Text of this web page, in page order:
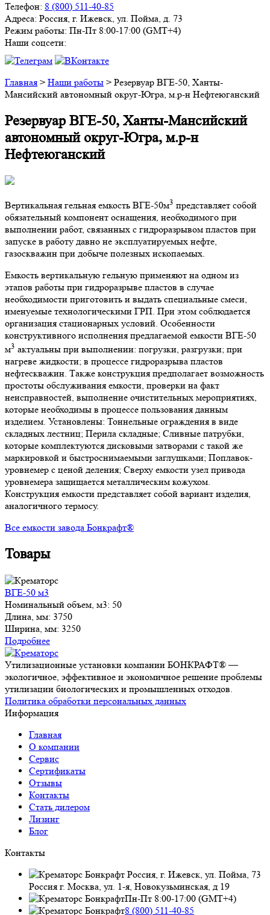
Телефон: 8 (800) 511-40-85
Адреса: Россия, г. Ижевск, ул. Пойма, д. 73
Режим работы: Пн-Пт 8:00-17:00 (GMT+4)
Наши соцсети:
Главная > Наши работы > Резервуар ВГЕ-50, Ханты-
Мансийский автономный округ-Югра, м.р-н Нефтеюганский
Резервуар ВГЕ-50, Ханты-Мансийский
автономный округ-Югра, м.р-н
Нефтеюганский
Вертикальная гельная емкость ВГЕ-50м3 представляет собой
обязательный компонент оснащения, необходимого при
выполнении работ, связанных с гидроразрывом пластов при
запуске в работу давно не эксплуатируемых нефте,
газоскважин при добыче полезных ископаемых.
Емкость вертикальную гельную применяют на одном из
этапов работы при гидроразрыве пластов в случае
необходимости приготовить и выдать специальные смеси,
именуемые технологическими ГРП. При этом соблюдается
организация стационарных условий. Особенности
конструктивного исполнения предлагаемой емкости ВГЕ-50
м3 актуальны при выполнении: погрузки, разгрузки; при
нагреве жидкости; в процессе гидроразрыва пластов
нефтескважин. Также конструкция предполагает возможность
простоты обслуживания емкости, проверки на факт
неисправностей, выполнение очистительных мероприятиях,
которые необходимы в процессе пользования данным
изделием. Установлены: Тоннельные ограждения в виде
складных лестниц; Перила складные; Сливные патрубки,
которые комплектуются дисковыми затворами с такой же
маркировкой и быстроснимаемыми заглушками; Поплавок-
уровнемер с ценой деления; Сверху емкости узел привода
уровнемера защищается металлическим кожухом.
Конструкция емкости представляет собой вариант изделия,
аналогичного термосу.
Все емкости завода Бонкрафт®
Товары
ВГЕ-50 м3
Номинальный объем, м3: 50
Длина, мм: 3750
Ширина, мм: 3250
Подробнее
Утилизационные установки компании БОНКРАФТ® —
экологичное, эффективное и экономичное решение проблемы
утилизации биологических и промышленных отходов.
Политика обработки персональных данных
Информация
Главная
О компании
Сервис
Сертификаты
Отзывы
Контакты
Стать дилером
Лизинг
Блог
Контакты
Россия, г. Ижевск, ул. Пойма, 73
Россия г. Москва, ул. 1-я, Новокузьминская, д 19
Пн-Пт 8:00-17:00 (GMT+4)
8 (800) 511-40-85